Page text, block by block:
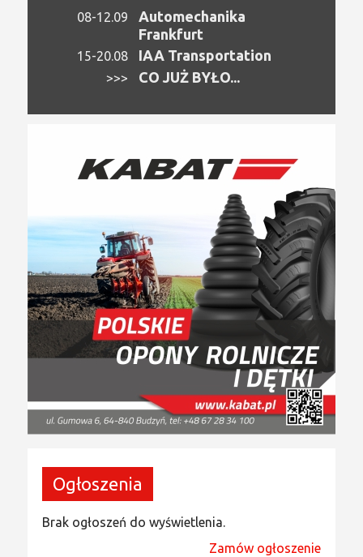
08-12.09
Automechanika
Frankfurt
15-20.08 IAA Transportation
>>> CO JUŻ BYŁO...
Ogłoszenia
Brak ogłoszeń do wyświetlenia.
Zamów ogłoszenie